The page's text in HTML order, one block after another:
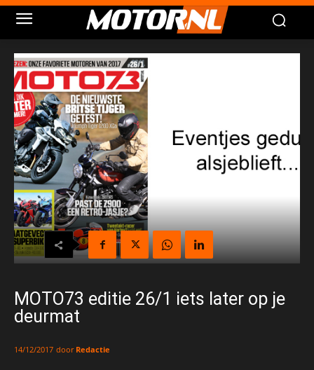
MOTO73 editie 26/1 iets later op je
deurmat
14/12/2017 door Redactie